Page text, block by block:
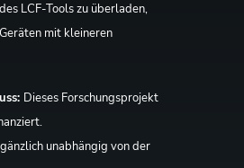
LCF-Tools zu überladen,
mit kleineren
Dieses Forschungsprojekt
unabhängig von der